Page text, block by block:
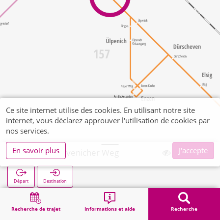
Recherche de trajet Informations et aide Recherche
Ülpenich Lövenicher Weg
Départ Destination
Démarrage Recherche Ülpenich Lövenicher Weg
Ce site internet utilise des cookies. En utilisant notre site
internet, vous déclarez approuver l'utilisation de cookies par
nos services.
En savoir plus
J'accepte